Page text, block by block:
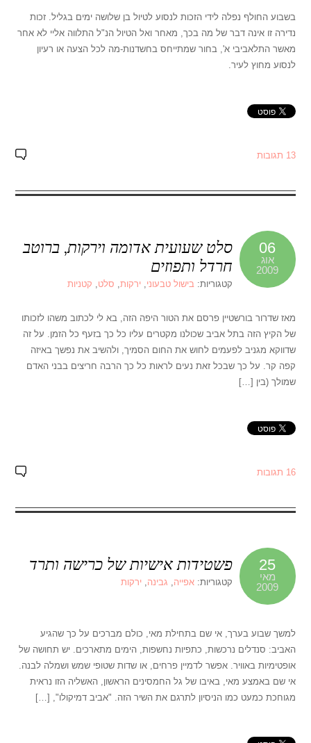
בשבוע החולף נפלה לידי הזכות לנסוע לטיול בן שלושה ימים בגליל. זכות
נדירה זו אינה דבר של מה בכך, מאחר ואל הטיול הנ"ל התלווה אליי לא אחר
מאשר התלאביבי א', בחור שמתייחס בחשדנות-מה לכל הצעה או רעיון
לנסוע מחוץ לעיר.
13 תגובות
06
אוג
2009
סלט שעועית אדומה וירקות, ברוטב
חרדל ותפוזים
קטגוריות:בישול טבעוני,ירקות, סלט, קטניות
מאז שדרור בורשטיין פרסם את הטור היפה הזה, בא לי לכתוב משהו לזכותו
של הקיץ הזה בתל אביב שכולנו מקטרים עליו כל כך בזעף כל הזמן. על זה
שדווקא מגניב לפעמים לחוש את החום הסמיך, ולהשיב את נפשך באיזה
קפה קר. על כך שבכל זאת נעים לראות כל כך הרבה חריצים בבני האדם
שמולך (בין […]
16 תגובות
25
מאי
2009
פשטידות אישיות של כרישה ותרד
קטגוריות:אפייה, גבינה,ירקות
למשך שבוע בערך, אי שם בתחילת מאי, כולם מברכים על כך שהגיע
האביב: סנדלים נרכשות, כתפיות נחשפות, הימים מתארכים. יש תחושה של
אופטימיות באוויר. אפשר לדמיין פרחים, או שדות שטופי שמש ושמלה לבנה.
אי שם באמצע מאי, באיבו של גל החמסינים הראשון, האשליה הזו נראית
מגוחכת כמעט כמו הניסיון לתרגם את השיר הזה. "אביב דמיקולו", […]